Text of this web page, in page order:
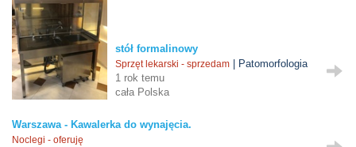
stół formalinowy
Sprzęt lekarski - sprzedam | Patomorfologia
1 rok temu
cała Polska
Warszawa - Kawalerka do wynajęcia.
Noclegi - oferuję